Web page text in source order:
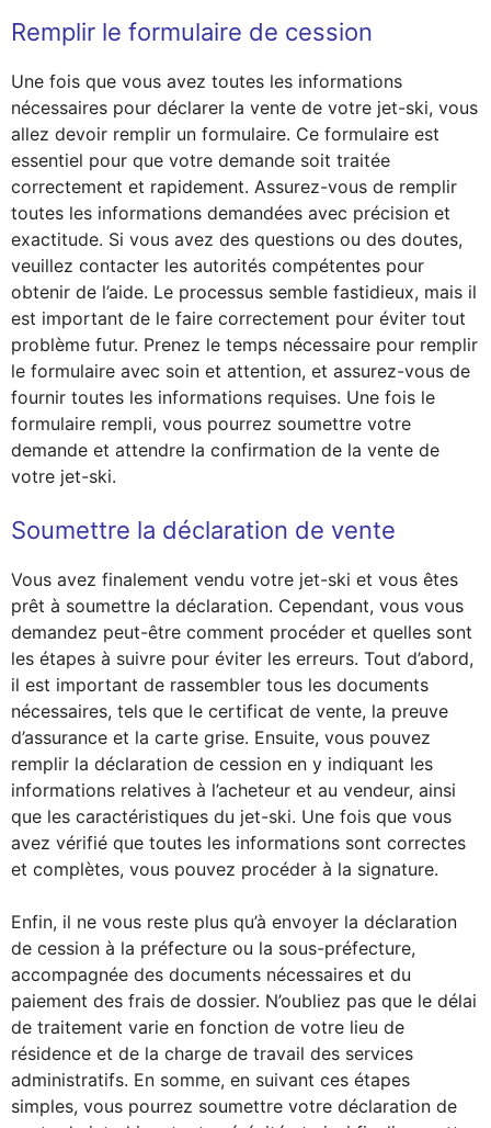
Remplir le formulaire de cession
Une fois que vous avez toutes les informations
nécessaires pour déclarer la vente de votre jet-ski, vous
allez devoir remplir un formulaire. Ce formulaire est
essentiel pour que votre demande soit traitée
correctement et rapidement. Assurez-vous de remplir
toutes les informations demandées avec précision et
exactitude. Si vous avez des questions ou des doutes,
veuillez contacter les autorités compétentes pour
obtenir de l’aide. Le processus semble fastidieux, mais il
est important de le faire correctement pour éviter tout
problème futur. Prenez le temps nécessaire pour remplir
le formulaire avec soin et attention, et assurez-vous de
fournir toutes les informations requises. Une fois le
formulaire rempli, vous pourrez soumettre votre
demande et attendre la confirmation de la vente de
votre jet-ski.
Soumettre la déclaration de vente
Vous avez finalement vendu votre jet-ski et vous êtes
prêt à soumettre la déclaration. Cependant, vous vous
demandez peut-être comment procéder et quelles sont
les étapes à suivre pour éviter les erreurs. Tout d’abord,
il est important de rassembler tous les documents
nécessaires, tels que le certificat de vente, la preuve
d’assurance et la carte grise. Ensuite, vous pouvez
remplir la déclaration de cession en y indiquant les
informations relatives à l’acheteur et au vendeur, ainsi
que les caractéristiques du jet-ski. Une fois que vous
avez vérifié que toutes les informations sont correctes
et complètes, vous pouvez procéder à la signature.
Enfin, il ne vous reste plus qu’à envoyer la déclaration
de cession à la préfecture ou la sous-préfecture,
accompagnée des documents nécessaires et du
paiement des frais de dossier. N’oubliez pas que le délai
de traitement varie en fonction de votre lieu de
résidence et de la charge de travail des services
administratifs. En somme, en suivant ces étapes
simples, vous pourrez soumettre votre déclaration de